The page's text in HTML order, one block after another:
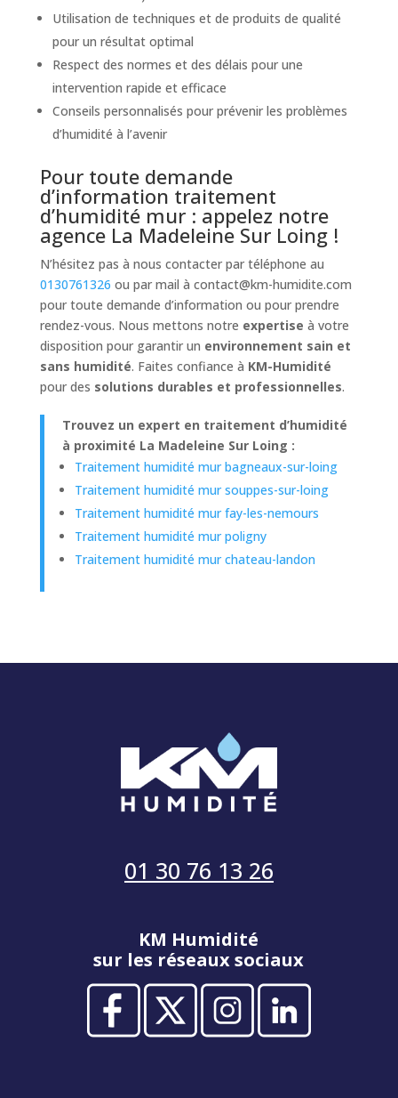
Utilisation de techniques et de produits de qualité
pour un résultat optimal
Respect des normes et des délais pour une
intervention rapide et efficace
Conseils personnalisés pour prévenir les problèmes
d’humidité à l’avenir
Pour toute demande
d’information traitement
d’humidité mur : appelez notre
agence La Madeleine Sur Loing !
N’hésitez pas à nous contacter par téléphone au
0130761326 ou par mail à contact@km-humidite.com
pour toute demande d’information ou pour prendre
rendez-vous. Nous mettons notre expertise à votre
disposition pour garantir un environnement sain et
sans humidité. Faites confiance à KM-Humidité
pour des solutions durables et professionnelles.
Trouvez un expert en traitement d’humidité
à proximité La Madeleine Sur Loing :
Traitement humidité mur bagneaux-sur-loing
Traitement humidité mur souppes-sur-loing
Traitement humidité mur fay-les-nemours
Traitement humidité mur poligny
Traitement humidité mur chateau-landon
01 30 76 13 26
KM Humidité
sur les réseaux sociaux